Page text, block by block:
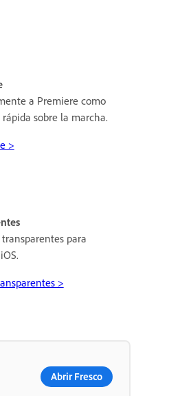
a Premiere como
sobre la marcha.
>
para
>
Abrir Fresco